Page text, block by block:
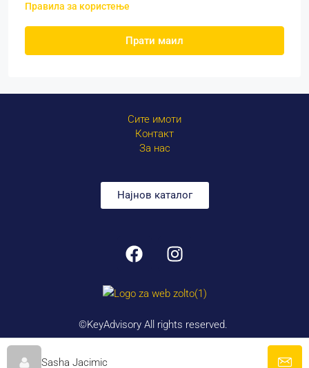
Правила за користење
Прати маил
Sasha Jacimic
Сите имоти
Контакт
За нас
Најнов каталог
©KeyAdvisory All rights reserved.